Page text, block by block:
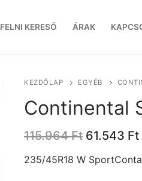
FELNI KERESŐ ÁRAK
KEZDŐLAP EGYÉB
Continental
115.964Ft Original
was:
61.543 Ft
235/45R18 W